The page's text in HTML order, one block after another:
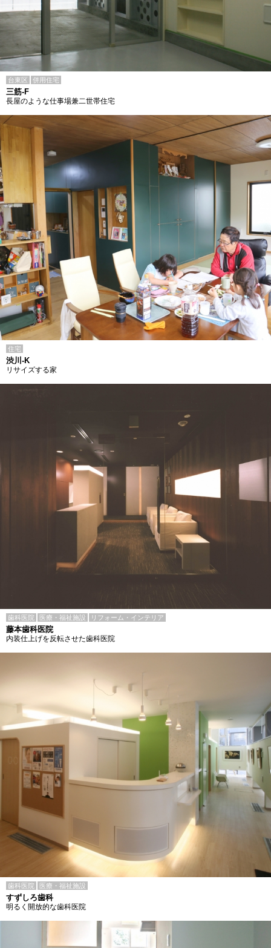
台東区 併用住宅
三筋-F
長屋のような仕事場兼二世帯住宅
住宅
渋川-K
リサイズする家
歯科医院 医療・福祉施設 リフォーム・インテリア
藤本歯科医院
内装仕上げを反転させた歯科医院
歯科医院 医療・福祉施設
すずしろ歯科
明るく開放的な歯科医院